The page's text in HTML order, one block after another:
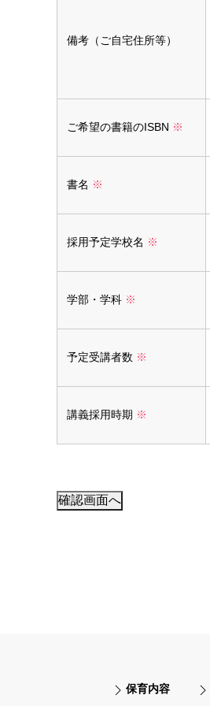
備考（ご自宅住所等）
ご希望の書籍のISBN ※
書名 ※
採用予定学校名 ※
学部・学科 ※
予定受講者数 ※
講義採用時期 ※
保育内容